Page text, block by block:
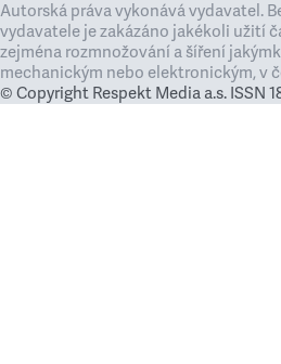
Autorská práva vykonává vydavatel.
vydavatele je zakázáno jakékoli užití
zejména rozmnožování a šíření
mechanickým nebo elektronickým, v
© Copyright Respekt Media a.s. ISSN